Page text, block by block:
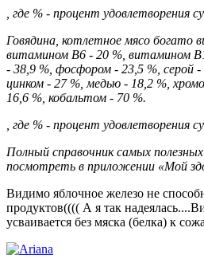
, где % - процент удовлетворения
Говядина, котлетное мясо богато
витамином B6 - 20 %, витамином
- 38,9 %, фосфором - 23,5 %, серой
цинком - 27 %, медью - 18,2 %,
16,6 %, кобальтом - 70 %.
, где % - процент удовлетворения
Полный справочник самых
посмотреть в приложении «Мой
Видимо яблочное железо не
продуктов(((( А я так
усваивается без мяска (белка) к